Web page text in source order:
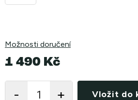
Možnosti doručení
1 490 Kč
cena:
Vložit do